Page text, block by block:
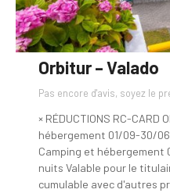
Orbitur – Valado
Pas encore d'avis, soyez le
× RÉDUCTIONS RC-CARD
hébergement 01/09-30/06
Camping et hébergement
nuits Valable pour le
cumulable avec d'autres